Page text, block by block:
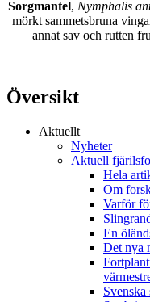
Sorgmantel, Nymphalis
mörkt sammetsbruna
annat sav och rutten
Översikt
Aktuellt
Nyheter
Aktuell
Hela
Om
Varför
En
Det nya